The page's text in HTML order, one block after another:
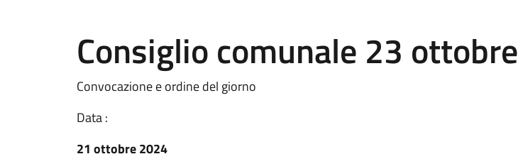
Consiglio comunale 23 ottobre
Convocazione e ordine del giorno
Data :
21 ottobre 2024